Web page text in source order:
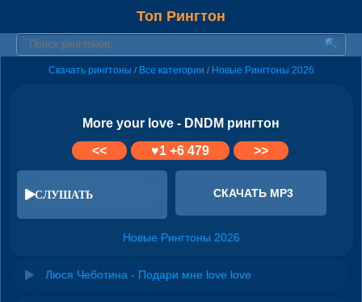
Топ Рингтон
Скачать рингтоны / Все категории / Новые Рингтоны 2026
More your love - DNDM рингтон
<<
♥1 +6 479 >>
СЛУШАТЬ СКАЧАТЬ MP3
Новые Рингтоны 2026
Люся Чеботина - Подари мне love love